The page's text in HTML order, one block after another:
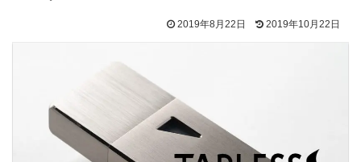
2019年8月22日 2019年10月22日